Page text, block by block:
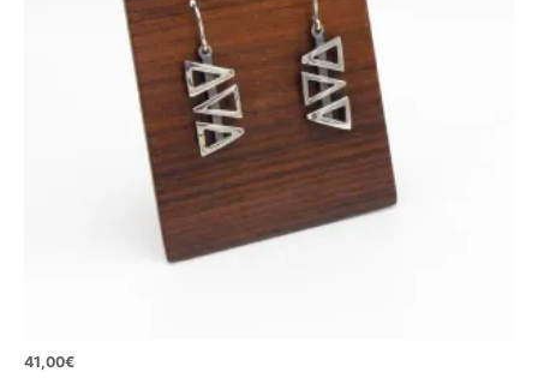
41,00€